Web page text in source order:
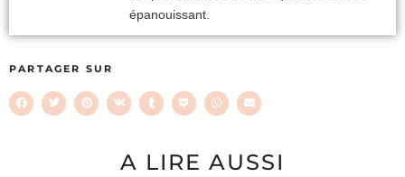
épanouissant.
PARTAGER SUR
A LIRE AUSSI